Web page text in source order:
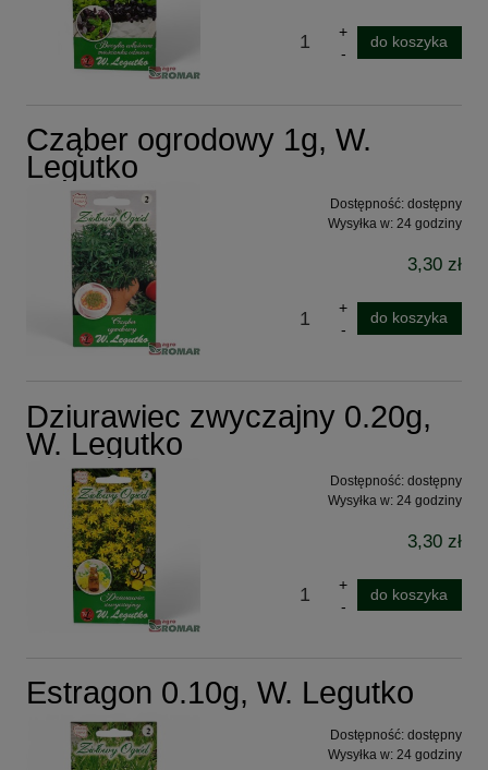
do koszyka
Cząber ogrodowy 1g, W.
Legutko
Dostępność: dostępny
Wysyłka w: 24 godziny
3,30 zł
do koszyka
Dziurawiec zwyczajny 0.20g,
W. Legutko
Dostępność: dostępny
Wysyłka w: 24 godziny
3,30 zł
do koszyka
Estragon 0.10g, W. Legutko
Dostępność: dostępny
Wysyłka w: 24 godziny